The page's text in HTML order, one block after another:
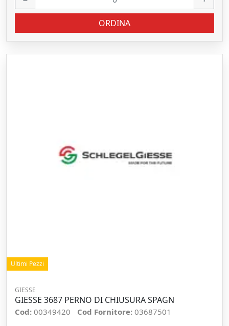
ORDINA
Ultimi Pezzi
GIESSE
GIESSE 3687 PERNO DI CHIUSURA SPAGN
Cod: 00349420 Cod Fornitore: 03687501